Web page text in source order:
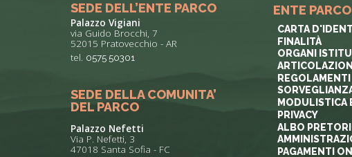
SEDE DELL’ENTE PARCO
Palazzo Vigiani
via Guido Brocchi, 7
52015 Pratovecchio - AR
tel. 0575 50301
SEDE DELLA COMUNITA’
DEL PARCO
Palazzo Nefetti
Via P. Nefetti, 3
47018 Santa Sofia - FC
ENTE PARCO
CARTA
FINALITÀ
ORGANI
MODULISTICA
PRIVACY
ALBO
PAGAMENTI